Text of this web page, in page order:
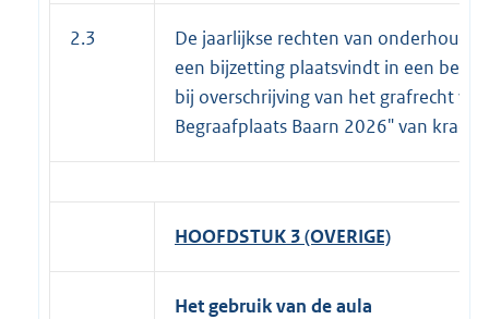
2.3
De jaarlijkse rechten van onderhoud
een bijzetting plaatsvindt in een
bij overschrijving van het grafrecht
Begraafplaats Baarn 2026" van
HOOFDSTUK 3 (OVERIGE)
Het gebruik van de aula